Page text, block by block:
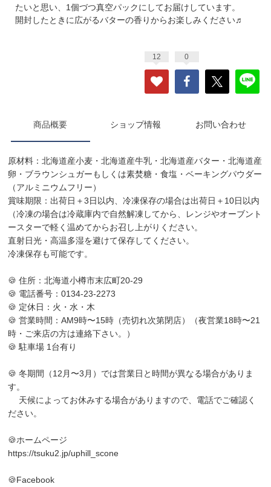
たいと思い、1個づつ真空パックにしてお届けしています。
開封したときに広がるバターの香りからお楽しみください♬
12 0
商品概要 ショップ情報 お問い合わせ
原材料：北海道産小麦・北海道産牛乳・北海道産バター・北海道産
卵・ブラウンシュガーもしくは素焚糖・食塩・ベーキングパウダー
（アルミニウムフリー）
賞味期限：出荷日＋3日以内、冷凍保存の場合は出荷日＋10日以内
（冷凍の場合は冷蔵庫内で自然解凍してから、レンジやオーブント
ースターで軽く温めてからお召し上がりください。
直射日光・高温多湿を避けて保存してください。
冷凍保存も可能です。
🍪 住所：北海道小樽市末広町20-29
🍪 電話番号：0134-23-2273
🍪 定休日：火・水・木
🍪 営業時間：AM9時〜15時（売切れ次第閉店）（夜営業18時〜21
時・ご来店の方は連絡下さい。）
🍪 駐車場 1台有り
🍪 冬期間（12月〜3月）では営業日と時間が異なる場合がありま
す。
天候によってお休みする場合がありますので、電話でご確認く
ださい。
🍪ホームページ
https://tsuku2.jp/uphill_scone
🍪Facebook